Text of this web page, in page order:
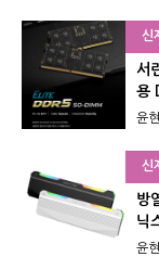
신
서
용
윤
신
방
닉
윤